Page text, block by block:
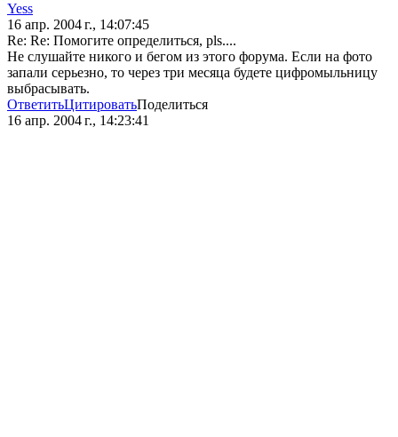
Yess
16 апр. 2004 г., 14:07:45
Re: Re: Помогите определиться, pls....
Не слушайте никого и бегом из этого форума. Если на фото
запали серьезно, то через три месяца будете цифромыльницу
выбрасывать.
ОтветитьЦитироватьПоделиться
16 апр. 2004 г., 14:23:41